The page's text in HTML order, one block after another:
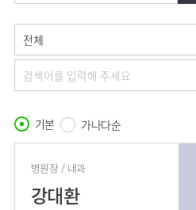
족부·
족관절클리닉
소아골절클리닉
척추변형센터
뇌신경센터
인공신장센터
진료과
진료과 전체보기
정형외과
소아청소년정형외과
신경과
소화기내과
내분비내과
의료진
외래진료
입/
응급실
진료협력센터
국제진료센터
진료상담
콜센터
증명서재발급
비급여진료비
층별안내
주차시설
안내
편의시설
병원소개
병원장인사말
비전과
핵심가치
부민스토리
연혁
조직도
연구교육
미디어센터
병원소식
언론보도
칭찬합시다
고객의소리
인재채용
이사장소개
핵심가치
HI
부민그룹소식
사회공헌
언론보도
KOR
ENG
기본 가나다순
병원장 / 내과
강대환